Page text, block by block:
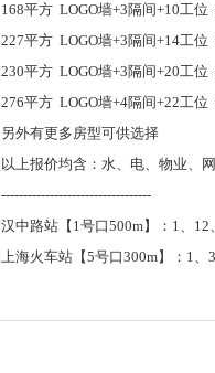
168平方 LOGO墙+3隔间+10工
227平方 LOGO墙+3隔间+14工
230平方 LOGO墙+3隔间+20工
276平方 LOGO墙+4隔间+22工
另外有更多房型可供选择
以上报价均含：水、电、物业、
----------------------------------
汉中路站【1号口500m】：1、12
上海火车站【5号口300m】：1、